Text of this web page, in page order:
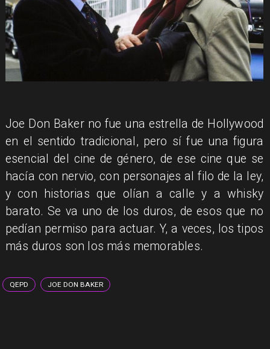
Joe Don Baker no fue una estrella de Hollywood
en el sentido tradicional, pero sí fue una figura
esencial del cine de género, de ese cine que se
hacía con nervio, con personajes al filo de la ley,
y con historias que olían a calle y a whisky
barato. Se va uno de los duros, de esos que no
pedían permiso para actuar. Y, a veces, los tipos
más duros son los más memorables.
QEPD JOE DON BAKER